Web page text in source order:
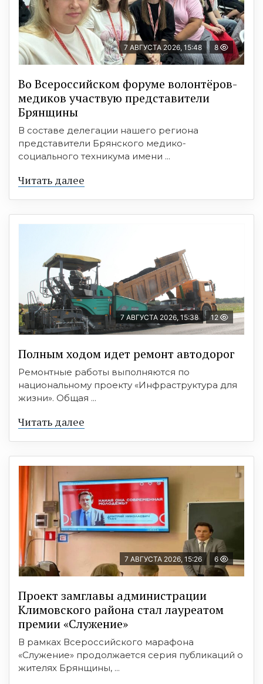
7 АВГУСТА 2026, 15:48 8
Во Всероссийском форуме волонтёров-
медиков участвую представители
Брянщины
В составе делегации нашего региона
представители Брянского медико-
социального техникума имени ...
Читать далее
7 АВГУСТА 2026, 15:38 12
Полным ходом идет ремонт автодорог
Ремонтные работы выполняются по
национальному проекту «Инфраструктура для
жизни». Общая ...
Читать далее
7 АВГУСТА 2026, 15:26 6
Проект замглавы администрации
Климовского района стал лауреатом
премии «Служение»
В рамках Всероссийского марафона
«Служение» продолжается серия публикаций о
жителях Брянщины, ...